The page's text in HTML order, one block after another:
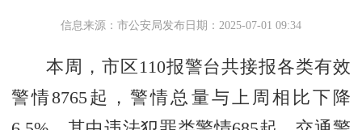
信息来源：市公安局发布日期：2025-07-01 09:34
本周，市区110报警台共接报各类有效
警情8765起，警情总量与上周相比下降